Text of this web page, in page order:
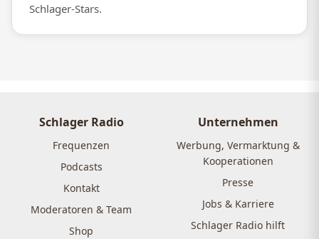
Schlager-Stars.
Schlager Radio
Frequenzen
Podcasts
Kontakt
Moderatoren & Team
Shop
Unternehmen
Werbung, Vermarktung &
Kooperationen
Presse
Jobs & Karriere
Schlager Radio hilft